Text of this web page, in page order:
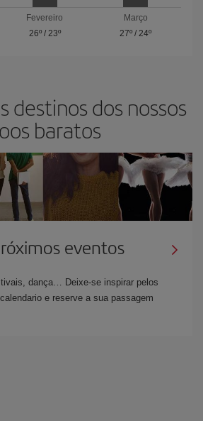
Fevereiro
26º/ 23º
Março
27º /24º
destinos dos nossos
baratos
eventos
dança… Deixe-se inspirar pelos
e reserve a sua passagem